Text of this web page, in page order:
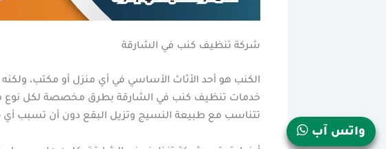
شركة تنظيف كنب في الشارقة
الكنب هو أحد الأثاث الأساسي في أي منزل أو مكتب،
خدمات تنظيف كنب في الشارقة بطرق مخصصة لكل نوع
تتناسب مع طبيعة النسيج وتزيل البقع دون أن تسبب أي
واتس آب